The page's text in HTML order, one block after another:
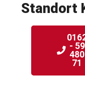
Standort
- 59
480
71